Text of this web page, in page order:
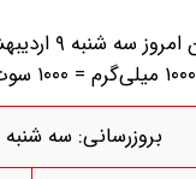
بروزرسانی: سه شنبه ۹ اردیبهشت